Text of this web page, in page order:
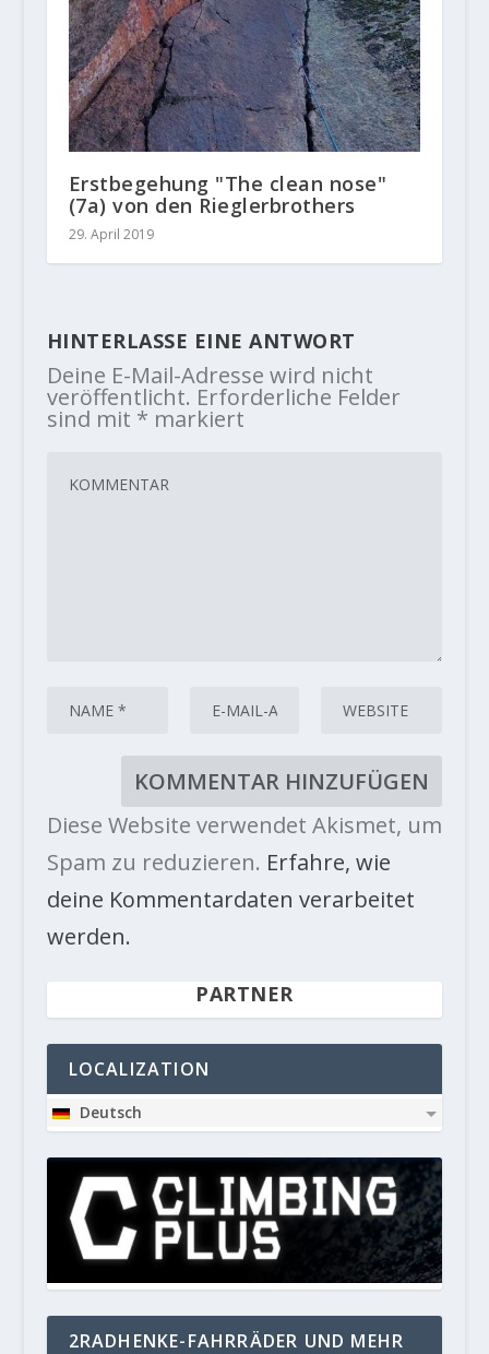
Erstbegehung "The clean nose"
(7a) von den Rieglerbrothers
29. April 2019
HINTERLASSE EINE ANTWORT
Deine E-Mail-Adresse wird nicht
veröffentlicht. Erforderliche Felder
sind mit * markiert
Diese Website verwendet Akismet, um
Spam zu reduzieren. Erfahre, wie
deine Kommentardaten verarbeitet
werden.
PARTNER
LOCALIZATION
Deutsch
2RADHENKE-FAHRRÄDER UND MEHR